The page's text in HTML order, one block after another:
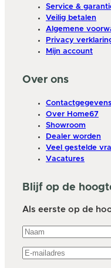
Service &
Veilig betalen
Algemene
Privacy
Mijn account
Over ons
Contactgegevens
Over Home67
Showroom
Dealer worden
Veel gestelde
Vacatures
Blijf op de
Als eerste op de